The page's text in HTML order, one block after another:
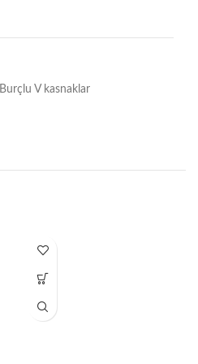
Burçlu V kasnaklar